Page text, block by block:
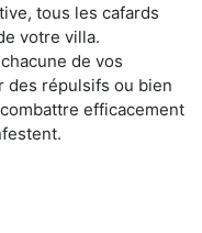
tous les cafards
votre villa.
de vos
des répulsifs ou bien
efficacement